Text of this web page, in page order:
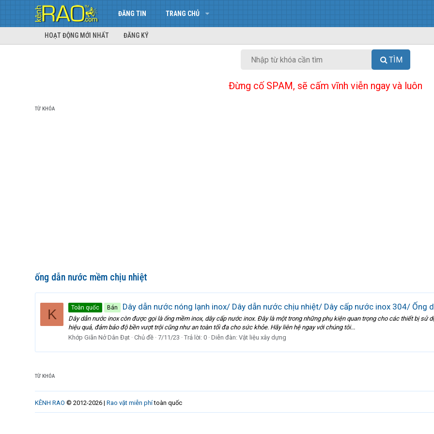
ĐĂNG TIN TRANG CHỦ
HOẠT ĐỘNG MỚI NHẤT ĐĂNG KÝ
TÌM
Đừng cố SPAM, sẽ cấm vĩnh viễn ngay và luôn
TỪ KHÓA
ống dẫn nước mềm chịu nhiệt
K Toàn quốc Bán Dây dẫn nước nóng lạnh inox/ Dây dẫn nước chịu nhiệt/ Dây cấp nước inox 304/ Ống
Dây dẫn nước inox còn được gọi là ống mềm inox, dây cấp nước inox. Đây là một trong những phụ kiện quan trọng cho các thiết bị sử
hiệu quả, đảm bảo độ bền vượt trội cũng như an toàn tối đa cho sức khỏe. Hãy liên hệ ngay với chúng tôi...
Khớp Giãn Nở Dân Đạt Chủ đề 7/11/23 Trả lời: 0 Diễn đàn: Vật liệu xây dựng
TỪ KHÓA
KÊNH RAO © 2012-2026 | Rao vặt miễn phítoàn quốc